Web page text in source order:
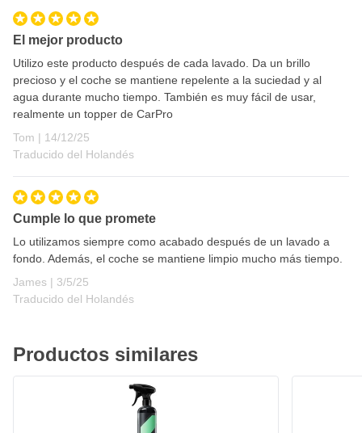
El mejor producto
Utilizo este producto después de cada lavado. Da un brillo
precioso y el coche se mantiene repelente a la suciedad y al
agua durante mucho tiempo. También es muy fácil de usar,
realmente un topper de CarPro
Tom | 14 de diciembre de 2025
14/12/25
Traducido del Holandés
Cumple lo que promete
Lo utilizamos siempre como acabado después de un lavado a
fondo. Además, el coche se mantiene limpio mucho más tiempo.
James | 3 de mayo de 2025
3/5/25
Traducido del Holandés
Productos similares